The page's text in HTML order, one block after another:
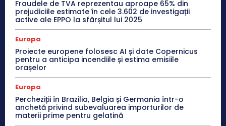
Fraudele de TVA reprezentau aproape 65% din
prejudiciile estimate în cele 3.602 de investigații
active ale EPPO la sfârșitul lui 2025
Europa
Proiecte europene folosesc AI și date Copernicus
pentru a anticipa incendiile și estima emisiile
orașelor
Europa
Percheziții în Brazilia, Belgia și Germania într-o
anchetă privind subevaluarea importurilor de
materii prime pentru gelatină